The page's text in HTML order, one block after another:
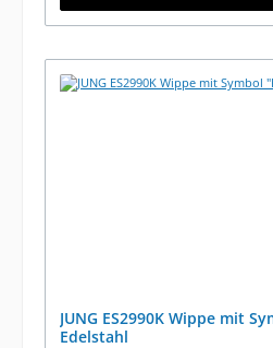
JUNG ES2990K Wippe mit
Edelstahl